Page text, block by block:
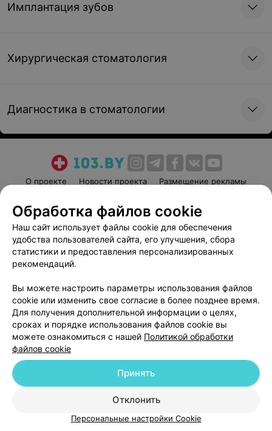
Имплантация зубов
Хирургическая стоматология
Диагностика в стоматологии
О проекте Новости проекта
Размещение рекламы
Пользовательское соглашение
Способы оплаты
Вакансии
Партнеры
Написать руководителю 103.by
Обработка персональных данных
© 2026 ООО «Артокс Лаб», УНП 191700409
| 220012, Республика Беларусь,
г. Минск, улица Толбухина, 2, пом. 16 | help@103.by
Служба поддержки +375 291212755
Обработка файлов cookie
Наш сайт использует файлы cookie для обеспечения
удобства пользователей сайта, его улучшения, сбора
статистики и предоставления персонализированных
рекомендаций.
Вы можете настроить параметры использования файлов
cookie или изменить свое согласие в более позднее время.
Для получения дополнительной информации о целях,
сроках и порядке использования файлов cookie вы
можете ознакомиться с нашей Политикой обработки
файлов cookie
Отклонить
Принять
Персональные настройки Cookie